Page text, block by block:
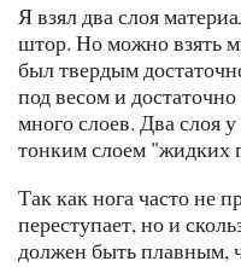
Я взял два слоя
штор. Но можно взять
был твердым
под весом и
много слоев. Два слоя
тонким слоем "жидких
Так как нога часто не
переступает, но и
должен быть плавным,